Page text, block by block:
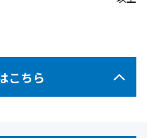
こちら